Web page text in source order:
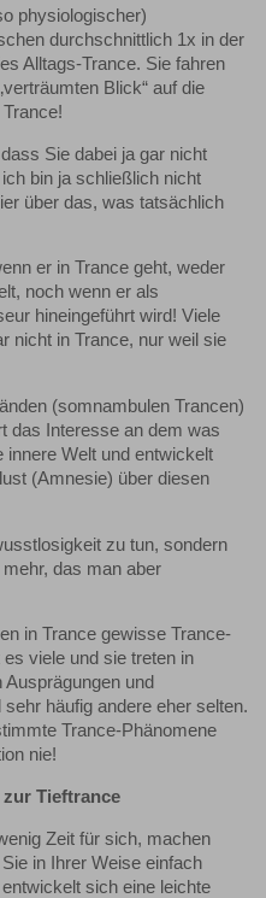
physiologischer)
durchschnittlich 1x in der
Alltags-Trance. Sie fahren
Blick“ auf die
Sie dabei ja gar nicht
bin ja schließlich nicht
über das, was tatsächlich
er in Trance geht, weder
noch wenn er als
hineingeführt wird! Viele
nicht in Trance, nur weil sie
(somnambulen Trancen)
das Interesse an dem was
innere Welt und entwickelt
(Amnesie) über diesen
zu tun, sondern
das man aber
in Trance gewisse Trance-
viele und sie treten in
und
häufig andere eher selten.
Trance-Phänomene
nie!
Tieftrance
Zeit für sich, machen
in Ihrer Weise einfach
sich eine leichte